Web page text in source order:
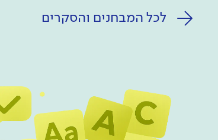
לכל המבחנים והסקרים